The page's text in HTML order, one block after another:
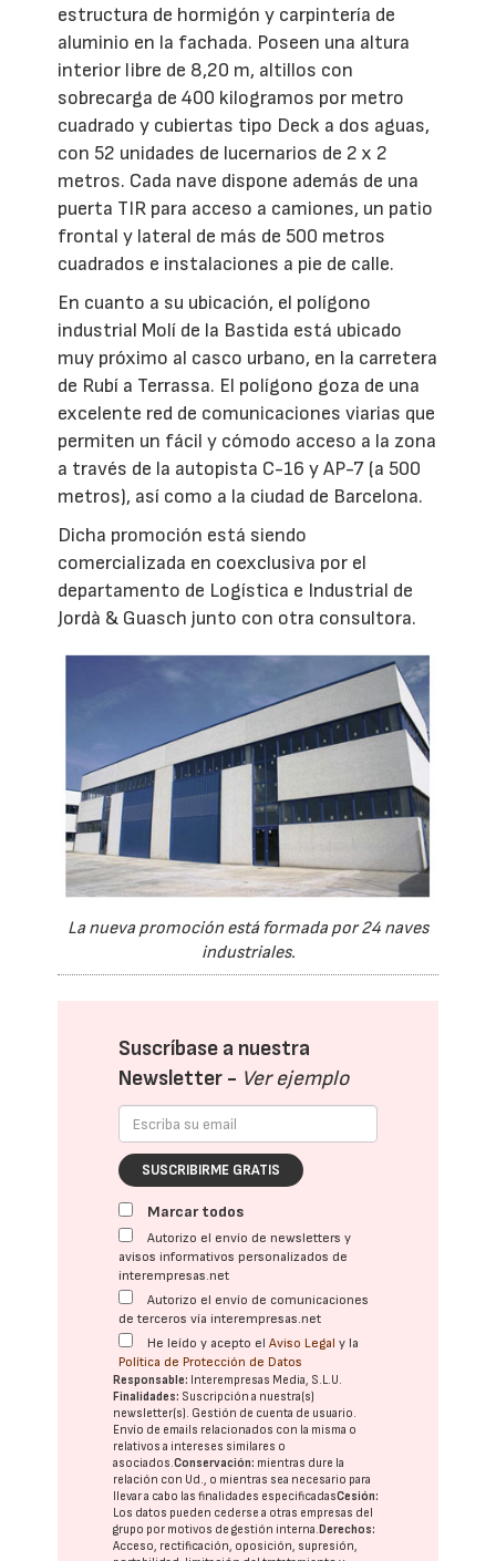
estructura de hormigón y carpintería de
aluminio en la fachada. Poseen una altura
interior libre de 8,20 m, altillos con
sobrecarga de 400 kilogramos por metro
cuadrado y cubiertas tipo Deck a dos aguas,
con 52 unidades de lucernarios de 2 x 2
metros. Cada nave dispone además de una
puerta TIR para acceso a camiones, un patio
frontal y lateral de más de 500 metros
cuadrados e instalaciones a pie de calle.
En cuanto a su ubicación, el polígono
industrial Molí de la Bastida está ubicado
muy próximo al casco urbano, en la carretera
de Rubí a Terrassa. El polígono goza de una
excelente red de comunicaciones viarias que
permiten un fácil y cómodo acceso a la zona
a través de la autopista C-16 y AP-7 (a 500
metros), así como a la ciudad de Barcelona.
Dicha promoción está siendo
comercializada en coexclusiva por el
departamento de Logística e Industrial de
Jordà & Guasch junto con otra consultora.
La nueva promoción está formada por 24 naves
industriales.
Suscríbase a nuestra
Newsletter - Ver ejemplo
SUSCRIBIRME GRATIS
Marcar todos
Autorizo el envío de newsletters y
avisos informativos personalizados de
interempresas.net
Autorizo el envío de comunicaciones
de terceros vía interempresas.net
He leído y acepto elAviso Legal y la
Política de Protección de Datos
Responsable: Interempresas Media, S.L.U.
Finalidades: Suscripción a nuestra(s)
newsletter(s). Gestión de cuenta de usuario.
Envío de emails relacionados con la misma o
relativos a intereses similares o
asociados.Conservación: mientras dure la
relación con Ud., o mientras sea necesario para
llevar a cabo las finalidades especificadasCesión:
Los datos pueden cederse a otras empresas del
grupo por motivos de gestión interna. Derechos:
Acceso, rectificación, oposición, supresión,